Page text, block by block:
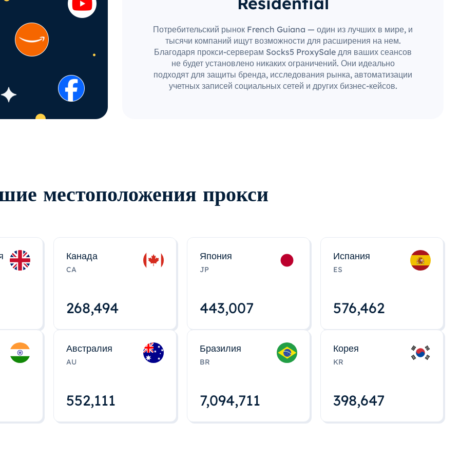
Потребительский рынок French Guiana — один из лучших в мире, и
тысячи компаний ищут возможности для расширения на нем.
Благодаря прокси-серверам Socks5 ProxySale для ваших сеансов
не будет установлено никаких ограничений. Они идеально
подходят для защиты бренда, исследования рынка, автоматизации
учетных записей социальных сетей и других бизнес-кейсов.
местоположения прокси
Канада
CA
268,495
Япония
JP
443,008
Испания
ES
576,463
Австралия
AU
552,112
Бразилия
BR
7,094,712
Корея
KR
398,648